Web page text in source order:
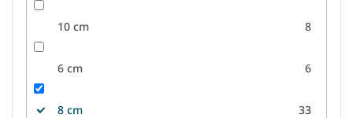
10 cm 8
6 cm 6
8 cm 33